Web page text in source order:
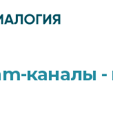
каналы -